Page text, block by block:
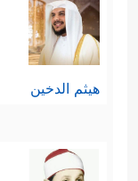
هيثم الدخين